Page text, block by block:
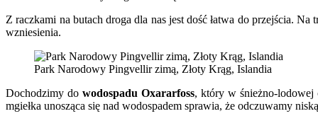
Z raczkami na butach droga dla nas jest dość łatwa do przejścia.
wzniesienia.
Park Narodowy Pingvellir zimą, Złoty Krąg, Islandia
Dochodzimy do wodospadu Oxararfoss, który w śnieżno-lodowej
mgiełka unosząca się nad wodospadem sprawia, że odczuwamy